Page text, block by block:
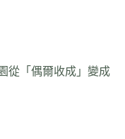
從「偶爾收成」變成